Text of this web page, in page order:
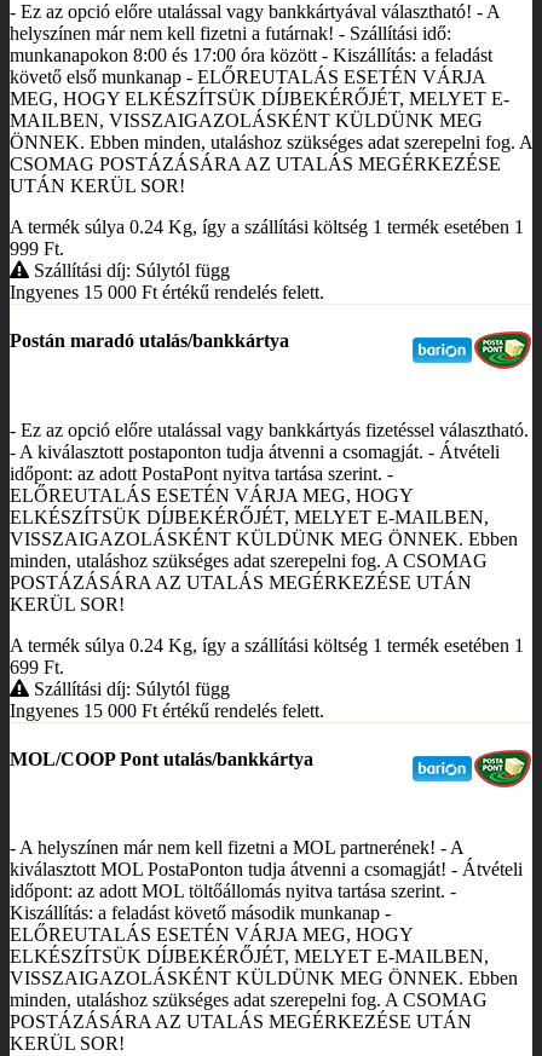
- Ez az opció előre utalással vagy bankkártyával választható! - A
helyszínen már nem kell fizetni a futárnak! - Szállítási idő:
munkanapokon 8:00 és 17:00 óra között - Kiszállítás: a feladást
követő első munkanap - ELŐREUTALÁS ESETÉN VÁRJA
MEG, HOGY ELKÉSZÍTSÜK DÍJBEKÉRŐJÉT, MELYET E-
MAILBEN, VISSZAIGAZOLÁSKÉNT KÜLDÜNK MEG
ÖNNEK. Ebben minden, utaláshoz szükséges adat szerepelni fog. A
CSOMAG POSTÁZÁSÁRA AZ UTALÁS MEGÉRKEZÉSE
UTÁN KERÜL SOR!
A termék súlya 0.24 Kg, így a szállítási költség 1 termék esetében 1
999 Ft.
Szállítási díj: Súlytól függ
Ingyenes 15 000 Ft értékű rendelés felett.
Postán maradó utalás/bankkártya
- Ez az opció előre utalással vagy bankkártyás fizetéssel választható.
- A kiválasztott postaponton tudja átvenni a csomagját. - Átvételi
időpont: az adott PostaPont nyitva tartása szerint. -
ELŐREUTALÁS ESETÉN VÁRJA MEG, HOGY
ELKÉSZÍTSÜK DÍJBEKÉRŐJÉT, MELYET E-MAILBEN,
VISSZAIGAZOLÁSKÉNT KÜLDÜNK MEG ÖNNEK. Ebben
minden, utaláshoz szükséges adat szerepelni fog. A CSOMAG
POSTÁZÁSÁRA AZ UTALÁS MEGÉRKEZÉSE UTÁN
KERÜL SOR!
A termék súlya 0.24 Kg, így a szállítási költség 1 termék esetében 1
699 Ft.
Szállítási díj: Súlytól függ
Ingyenes 15 000 Ft értékű rendelés felett.
MOL/COOP Pont utalás/bankkártya
- A helyszínen már nem kell fizetni a MOL partnerének! - A
kiválasztott MOL PostaPonton tudja átvenni a csomagját! - Átvételi
időpont: az adott MOL töltőállomás nyitva tartása szerint. -
Kiszállítás: a feladást követő második munkanap -
ELŐREUTALÁS ESETÉN VÁRJA MEG, HOGY
ELKÉSZÍTSÜK DÍJBEKÉRŐJÉT, MELYET E-MAILBEN,
VISSZAIGAZOLÁSKÉNT KÜLDÜNK MEG ÖNNEK. Ebben
minden, utaláshoz szükséges adat szerepelni fog. A CSOMAG
POSTÁZÁSÁRA AZ UTALÁS MEGÉRKEZÉSE UTÁN
KERÜL SOR!